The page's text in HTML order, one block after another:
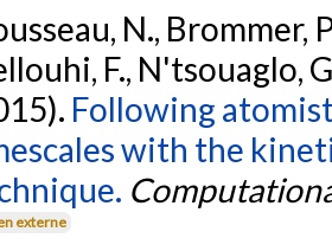
N., Brommer,
F., N'tsouaglo,
Following
with the
externe